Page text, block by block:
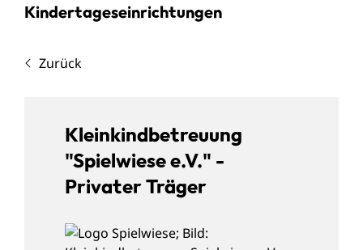
Kindertageseinrichtungen
Zurück
Kleinkindbetreuung
"Spielwiese e.V." -
Privater Träger